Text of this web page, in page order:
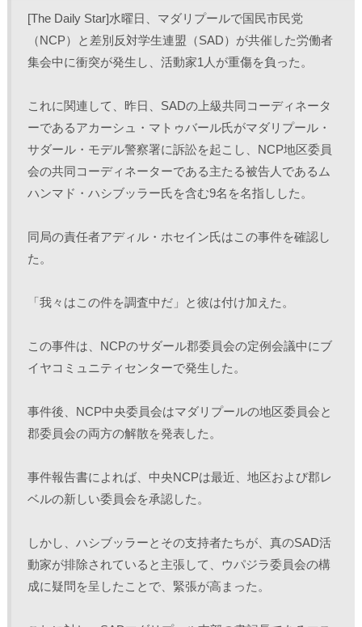
で
開
ま
)
(
新
い
ィ
ン
で
開
ま
)
ウ
で
開
き
す
)
[The Daily Star]水曜日、マダリプールで国民市民党
（NCP）と差別反対学生連盟（SAD）が共催した労働者
集会中に衝突が発生し、活動家1人が重傷を負った。
これに関連して、昨日、SADの上級共同コーディネータ
ーであるアカーシュ・マトゥバール氏がマダリプール・
サダール・モデル警察署に訴訟を起こし、NCP地区委員
会の共同コーディネーターである主たる被告人であるム
ハンマド・ハシブッラー氏を含む9名を名指しした。
同局の責任者アディル・ホセイン氏はこの事件を確認し
た。
「我々はこの件を調査中だ」と彼は付け加えた。
この事件は、NCPのサダール郡委員会の定例会議中にブ
イヤコミュニティセンターで発生した。
事件後、NCP中央委員会はマダリプールの地区委員会と
郡委員会の両方の解散を発表した。
事件報告書によれば、中央NCPは最近、地区および郡レ
ベルの新しい委員会を承認した。
しかし、ハシブッラーとその支持者たちが、真のSAD活
動家が排除されていると主張して、ウパジラ委員会の構
成に疑問を呈したことで、緊張が高まった。